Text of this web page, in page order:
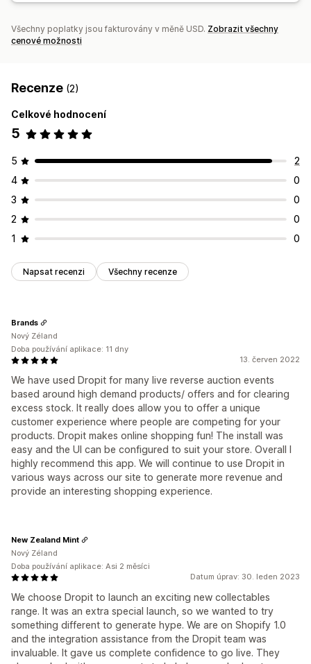
Všechny poplatky jsou fakturovány v měně USD. Zobrazit všechny
cenové možnosti
Recenze (2)
Celkové hodnocení
5
5
2
4
0
3
0
2
0
1
0
Napsat recenzi Všechny recenze
13. červen 2022
We have used Dropit for many live reverse auction events
based around high demand products/ offers and for clearing
excess stock. It really does allow you to offer a unique
customer experience where people are competing for your
products. Dropit makes online shopping fun! The install was
easy and the UI can be configured to suit your store. Overall I
highly recommend this app. We will continue to use Dropit in
various ways across our site to generate more revenue and
provide an interesting shopping experience.
Brands
Nový Zéland
Doba používání aplikace: 11 dny
Datum úprav: 30. leden 2023
We choose Dropit to launch an exciting new collectables
range. It was an extra special launch, so we wanted to try
something different to generate hype. We are on Shopify 1.0
and the integration assistance from the Dropit team was
invaluable. It gave us complete confidence to go live. They
New Zealand Mint
Nový Zéland
Doba používání aplikace: Asi 2 měsíci